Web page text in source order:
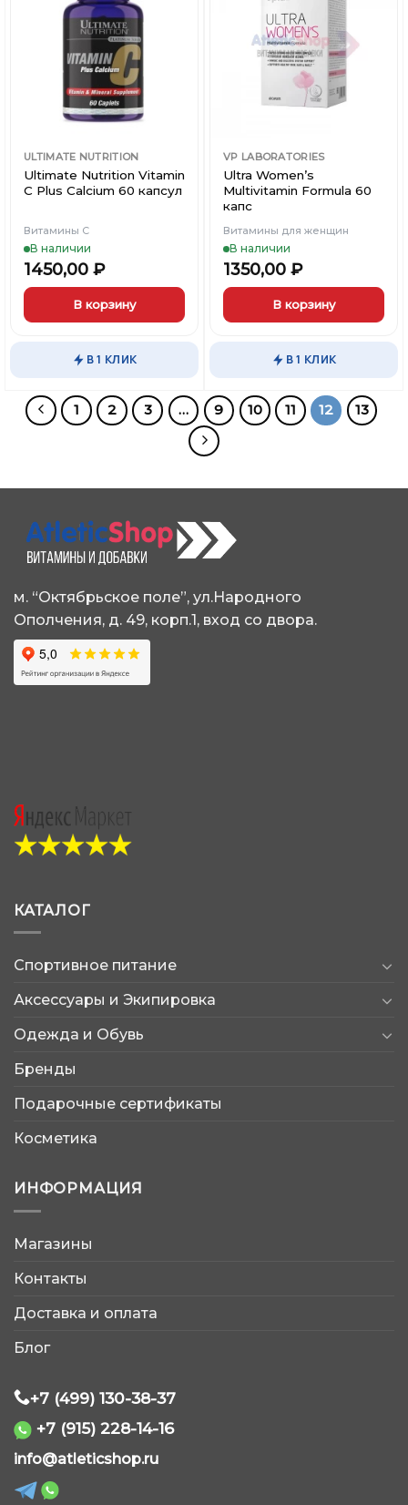
Добавить
Вишлист
ULTIMATE NUTRITION
Ultimate Nutrition Vitamin
C Plus Calcium 60 капсул
Витамины С
В наличии
1450,00 ₽
В корзину
В 1 КЛИК
Добавить
Вишлист
VP LABORATORIES
Ultra Women’s
Multivitamin Formula 60
капс
Витамины для женщин
В наличии
1350,00 ₽
В корзину
В 1 КЛИК
1 2 3 … 9 10 11 12 13
м. “Октябрьское поле”, ул.Народного
Ополчения, д. 49, корп.1, вход со двора.
КАТАЛОГ
Спортивное питание
Аксессуары и Экипировка
Одежда и Обувь
Бренды
Подарочные сертификаты
Косметика
ИНФОРМАЦИЯ
Магазины
Контакты
Доставка и оплата
Блог
+7 (499) 130-38-37
+7 (915) 228-14-16
info@atleticshop.ru